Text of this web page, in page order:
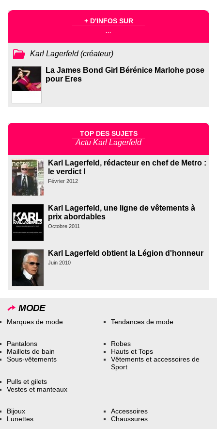
+ D'INFOS SUR
...
Karl Lagerfeld (créateur)
La James Bond Girl Bérénice Marlohe pose
pour Eres
TOP DES SUJETS
Actu Karl Lagerfeld
Karl Lagerfeld, rédacteur en chef de Metro :
le verdict !
Février 2012
Karl Lagerfeld, une ligne de vêtements à
prix abordables
Octobre 2011
Karl Lagerfeld obtient la Légion d'honneur
Juin 2010
MODE
Marques de mode Tendances de mode
Pantalons
Maillots de bain
Sous-vêtements
Robes
Hauts et Tops
Vêtements et accessoires de
Sport
Pulls et gilets
Vestes et manteaux
Bijoux
Lunettes
Accessoires
Chaussures